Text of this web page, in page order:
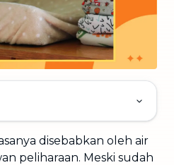
disebabkan oleh air
peliharaan. Meski sudah